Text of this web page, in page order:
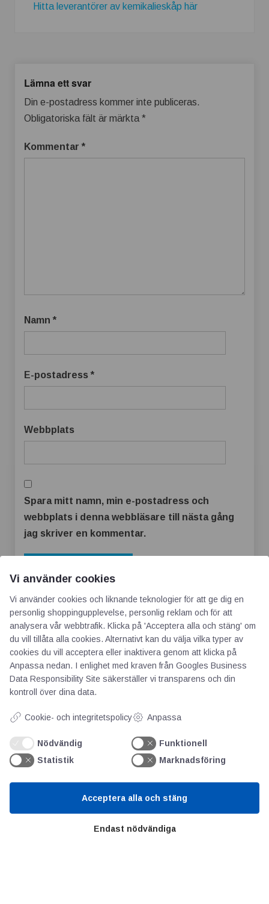
Hitta leverantörer av kemikalieskåp här
Lämna ett svar
Din e-postadress kommer inte publiceras.
Obligatoriska fält är märkta *
Kommentar *
Namn *
E-postadress *
Webbplats
Spara mitt namn, min e-postadress och
webbplats i denna webbläsare till nästa gång
jag skriver en kommentar.
AOTI
Om oss
Kontakt
GDPR
Kunskapscentrum
Vi använder cookies
Vi använder cookies och liknande teknologier för att ge dig en
personlig shoppingupplevelse, personlig reklam och för att
analysera vår webbtrafik. Klicka på 'Acceptera alla och stäng' om
du vill tillåta alla cookies. Alternativt kan du välja vilka typer av
cookies du vill acceptera eller inaktivera genom att klicka på
Anpassa nedan. I enlighet med kraven från Googles Business
Data Responsibility Site säkerställer vi transparens och din
kontroll över dina data.
Cookie- och integritetspolicy Anpassa
Nödvändig
Funktionell
Statistik
Marknadsföring
Endast nödvändiga
Acceptera alla och stäng